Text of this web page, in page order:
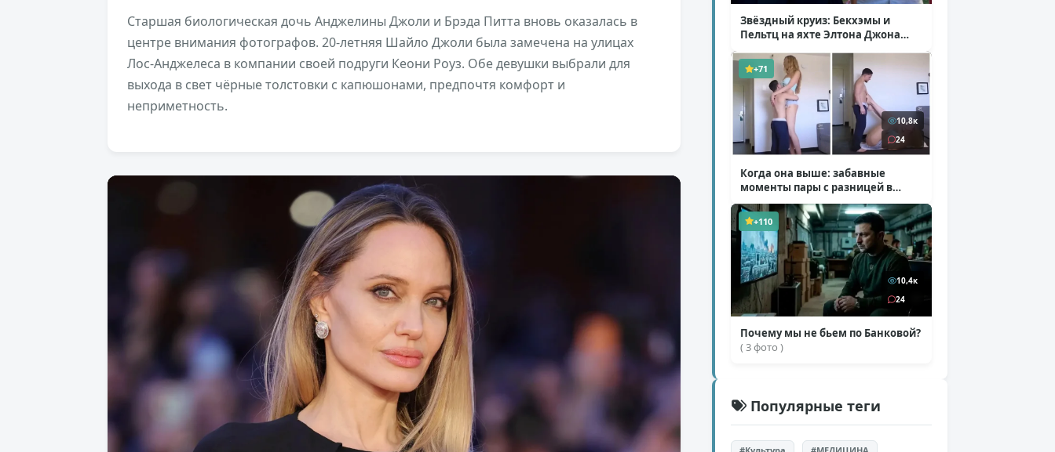
Старшая биологическая дочь Анджелины Джоли и Брэда Питта вновь оказалась в
центре внимания фотографов. 20-летняя Шайло Джоли была замечена на улицах
Лос-Анджелеса в компании своей подруги Кеони Роуз. Обе девушки выбрали для
выхода в свет чёрные толстовки с капюшонами, предпочтя комфорт и
неприметность.
Звёздный круиз: Бекхэмы и
Пельтц на яхте Элтона Джона
+71
10,8к
24
Когда она выше: забавные
моменты пары с разницей в
росте( 1 фото + 1 видео )
+110
10,4к
24
Почему мы не бьем по Банковой?
( 3 фото )
Популярные теги